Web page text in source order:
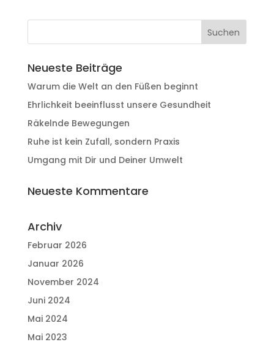
Neueste Beiträge
Warum die Welt an den Füßen beginnt
Ehrlichkeit beeinflusst unsere Gesundheit
Räkelnde Bewegungen
Ruhe ist kein Zufall, sondern Praxis
Umgang mit Dir und Deiner Umwelt
Neueste Kommentare
Archiv
Februar 2026
Januar 2026
November 2024
Juni 2024
Mai 2024
Mai 2023